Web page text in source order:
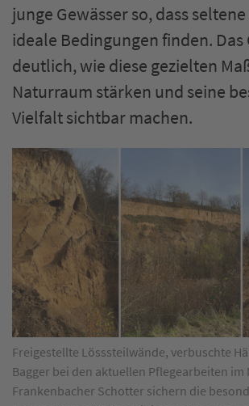
junge Gewässer so, dass
ideale Bedingungen finden. Das
deutlich, wie diese gezielten
Naturraum stärken und seine
Vielfalt sichtbar machen.
Freigestellte Lösssteilwände, verbuschte
Bagger bei den aktuellen Pflegearbeiten
Frankenbacher Schotter sichern die